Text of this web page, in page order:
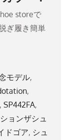
storeで
ぎ履き簡単
モデル,
,
,SP442FA,
ョンザシュ
ドゴア, シュ